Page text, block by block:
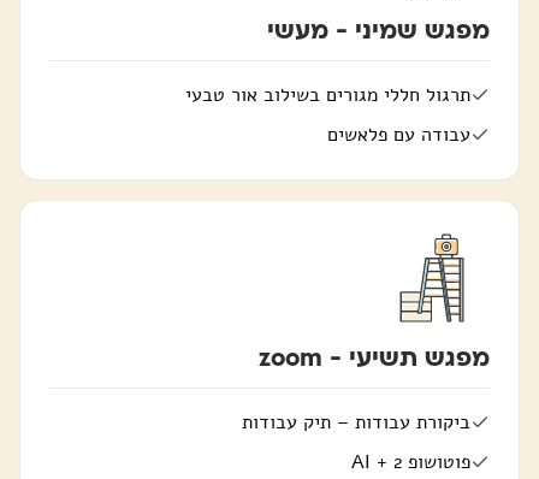
מפגש שמיני - מעשי
תרגול חללי מגורים בשילוב אור טבעי
עבודה עם פלאשים
מפגש תשיעי - zoom
ביקורת עבודות – תיק עבודות
פוטושופ 2 + AI